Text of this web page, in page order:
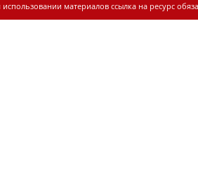
материалов ссылка на ресурс